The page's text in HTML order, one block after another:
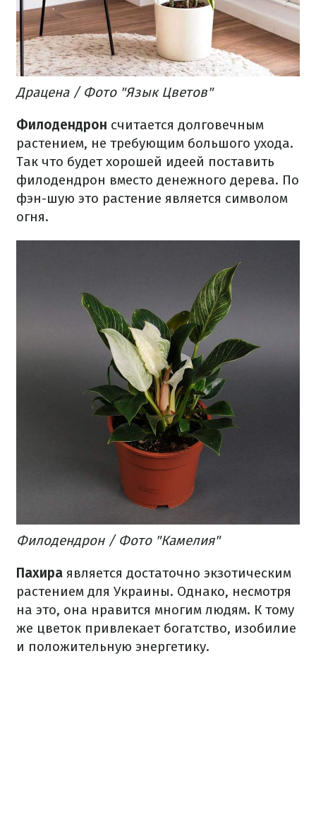
Драцена / Фото "Язык Цветов"
Филодендрон считается долговечным
растением, не требующим большого ухода.
Так что будет хорошей идеей поставить
филодендрон вместо денежного дерева. По
фэн-шую это растение является символом
огня.
Филодендрон / Фото "Камелия"
Пахира является достаточно экзотическим
растением для Украины. Однако, несмотря
на это, она нравится многим людям. К тому
же цветок привлекает богатство, изобилие
и положительную энергетику.